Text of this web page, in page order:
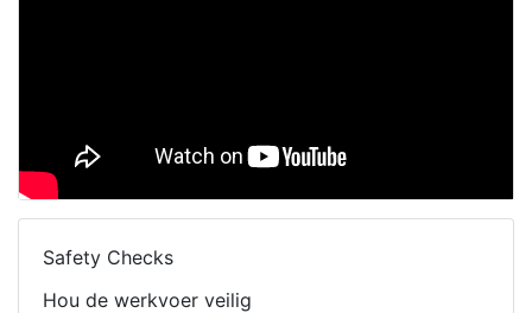
Safety Checks
Hou de werkvoer veilig